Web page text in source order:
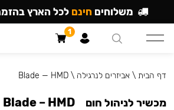
דף הבית \אביזרים לנרגילה \
Blade — HMD
מכשיר לניהול חום Blade – HMD
משלוחים חינם לכל הארץ בהזמנה
1